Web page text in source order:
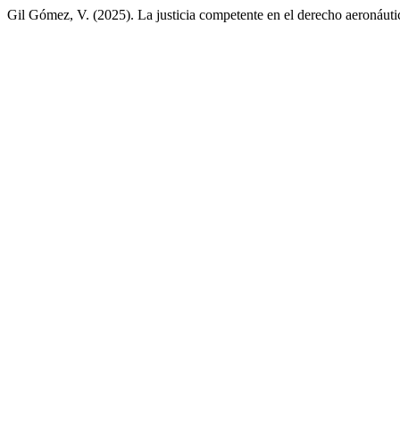
Gil Gómez, V. (2025). La justicia competente en el derecho